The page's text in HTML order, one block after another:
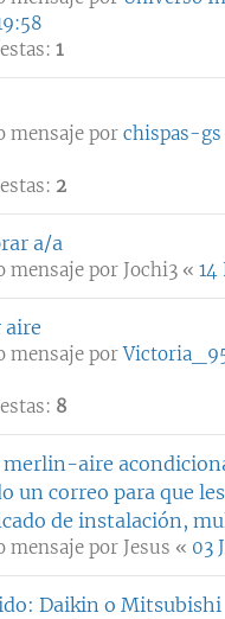
1
mensaje por chispas-gs
2
a/a
mensaje por Jochi3 « 14
aire
mensaje por
8
merlin-aire
un correo para que
de instalación,
mensaje por Jesus « 03
Daikin o Mitsubishi